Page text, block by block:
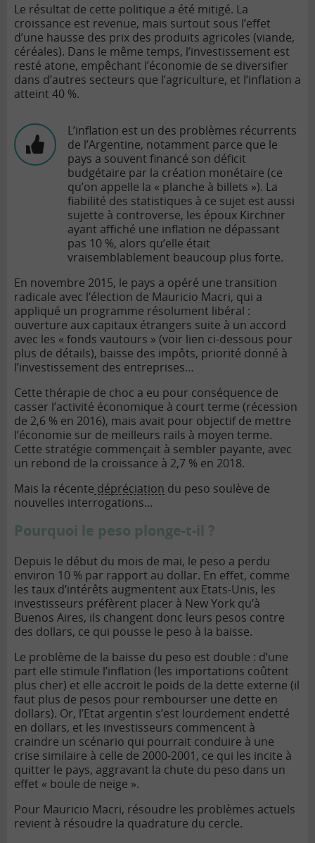
Le résultat de cette politique a été mitigé. La
croissance est revenue, mais surtout sous l’effet
d’une hausse des prix des produits agricoles (viande,
céréales). Dans le même temps, l’investissement est
resté atone, empêchant l’économie de se diversifier
dans d’autres secteurs que l’agriculture, et l’inflation a
atteint 40 %.
L’inflation est un des problèmes récurrents
de l’Argentine, notamment parce que le
pays a souvent financé son déficit
budgétaire par la création monétaire (ce
qu’on appelle la « planche à billets »). La
fiabilité des statistiques à ce sujet est aussi
sujette à controverse, les époux Kirchner
ayant affiché une inflation ne dépassant
pas 10 %, alors qu’elle était
vraisemblablement beaucoup plus forte.
En novembre 2015, le pays a opéré une transition
radicale avec l’élection de Mauricio Macri, qui a
appliqué un programme résolument libéral :
ouverture aux capitaux étrangers suite à un accord
avec les « fonds vautours » (voir lien ci-dessous pour
plus de détails), baisse des impôts, priorité donné à
l’investissement des entreprises…
Cette thérapie de choc a eu pour conséquence de
casser l’activité économique à court terme (récession
de 2,6 % en 2016), mais avait pour objectif de mettre
l’économie sur de meilleurs rails à moyen terme.
Cette stratégie commençait à sembler payante, avec
un rebond de la croissance à 2,7 % en 2018.
Mais la récente dépréciation du peso soulève de
nouvelles interrogations…
Pourquoi le peso plonge-t-il ?
Depuis le début du mois de mai, le peso a perdu
environ 10 % par rapport au dollar. En effet, comme
les taux d’intérêts augmentent aux Etats-Unis, les
investisseurs préfèrent placer à New York qu’à
Buenos Aires, ils changent donc leurs pesos contre
des dollars, ce qui pousse le peso à la baisse.
Le problème de la baisse du peso est double : d’une
part elle stimule l’inflation (les importations coûtent
plus cher) et elle accroit le poids de la dette externe (il
faut plus de pesos pour rembourser une dette en
dollars). Or, l’Etat argentin s’est lourdement endetté
en dollars, et les investisseurs commencent à
craindre un scénario qui pourrait conduire à une
crise similaire à celle de 2000-2001, ce qui les incite à
quitter le pays, aggravant la chute du peso dans un
effet « boule de neige ».
Pour Mauricio Macri, résoudre les problèmes actuels
revient à résoudre la quadrature du cercle.